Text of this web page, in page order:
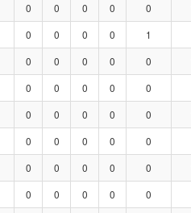
0 0 0 0 0
0 0 0 0 1
0 0 0 0 0
0 0 0 0 0
0 0 0 0 0
0 0 0 0 0
0 0 0 0 0
0 0 0 0 0